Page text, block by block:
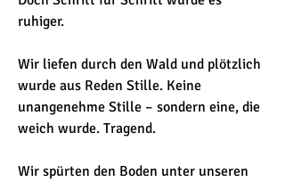
ruhiger.
Wir liefen durch den Wald und plötzlich
wurde aus Reden Stille. Keine
unangenehme Stille – sondern eine, die
weich wurde. Tragend.
Wir spürten den Boden unter unseren